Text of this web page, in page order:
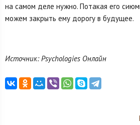
на самом деле нужно. Потакая его
можем закрыть ему дорогу в будущее.
Источник: Psychologies Онлайн